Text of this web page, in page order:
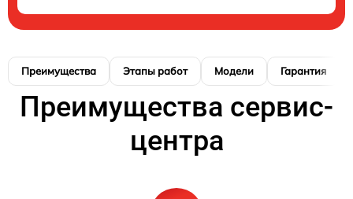
Преимущества Этапы работ Модели Гарантия
Преимущества сервис-
центра